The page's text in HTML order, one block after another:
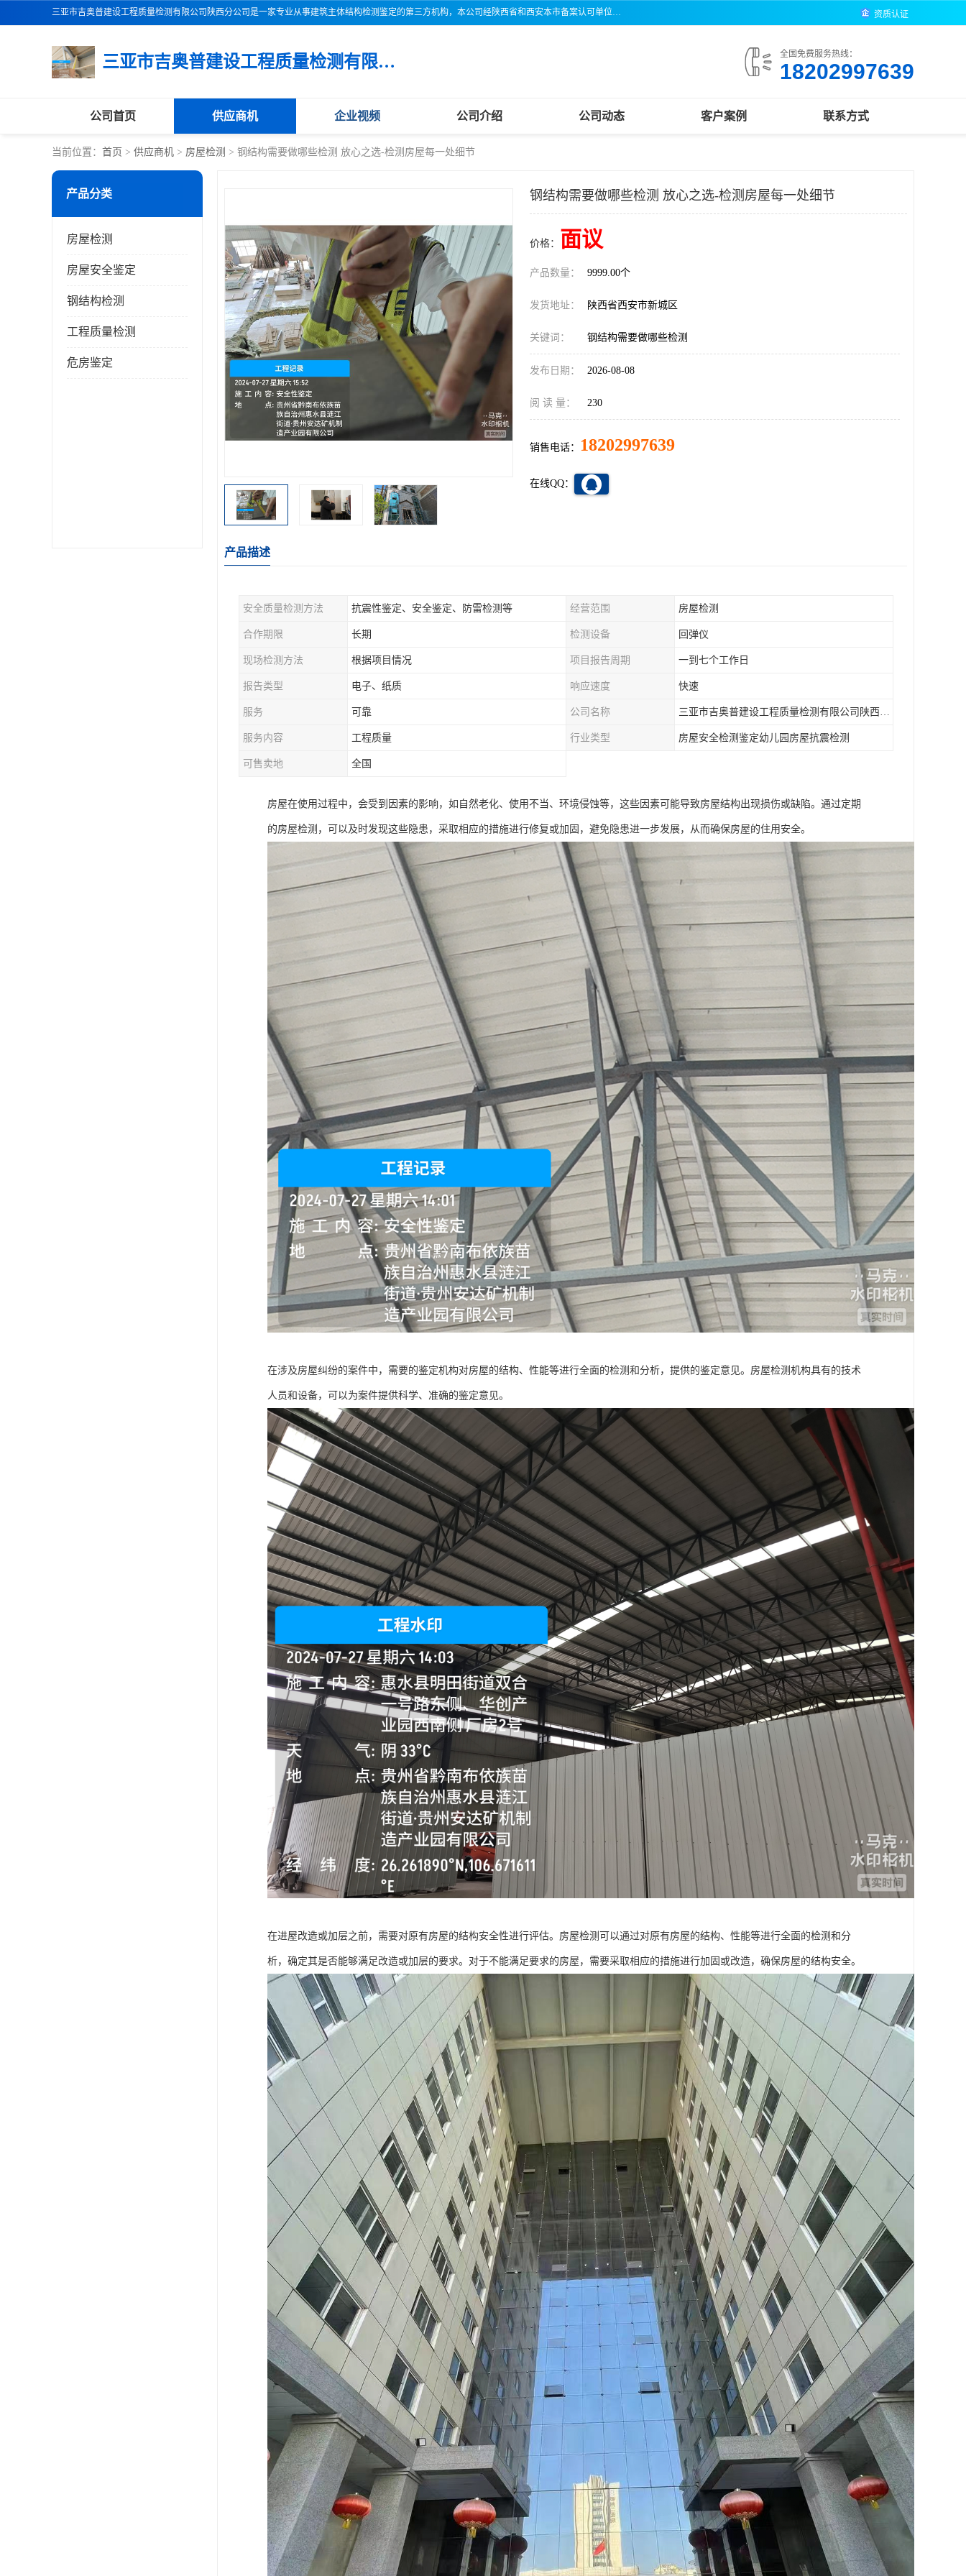
三亚市吉奥普建设工程质量检测有限公司陕西分公司是一家专业从事建筑主体结构检测鉴定的第三方机构，本公司经陕西省和西安本市备案认可单位，公司各项检测仪器设备齐全，检测人员经过严格训练，熟练掌握各项仪器设备的操作及维护工作，检测人员全部取得了资格证书，以保证质量管理体系的有效运行， 保证检测工作的公正性、科学性和准确性，更好地为社会服务。 资质认证
三亚市吉奥普建设工程质量检测有限公司陕西分公司 全国免费服务热线：
18202997639
公司首页 供应商机 企业视频 公司介绍 公司动态 客户案例 联系方式
当前位置： 首页 > 供应商机 > 房屋检测 > 钢结构需要做哪些检测 放心之选-检测房屋每一处细节
产品分类
房屋检测
房屋安全鉴定
钢结构检测
工程质量检测
危房鉴定
钢结构需要做哪些检测 放心之选-检测房屋每一处细节
价格： 面议
产品数量： 9999.00个
发货地址： 陕西省西安市新城区
关键词： 钢结构需要做哪些检测
发布日期： 2026-08-08
阅 读 量： 230
销售电话： 18202997639
在线QQ：
产品描述
安全质量检测方法 抗震性鉴定、安全鉴定、防雷检测等 经营范围 房屋检测
合作期限 长期 检测设备 回弹仪
现场检测方法 根据项目情况 项目报告周期 一到七个工作日
报告类型 电子、纸质 响应速度 快速
服务 可靠 公司名称 三亚市吉奥普建设工程质量检测有限公司陕西分公司
服务内容 工程质量 行业类型 房屋安全检测鉴定幼儿园房屋抗震检测
可售卖地 全国
房屋在使用过程中，会受到因素的影响，如自然老化、使用不当、环境侵蚀等，这些因素可能导致房屋结构出现损伤或缺陷。通过定期
的房屋检测，可以及时发现这些隐患，采取相应的措施进行修复或加固，避免隐患进一步发展，从而确保房屋的住用安全。
在涉及房屋纠纷的案件中，需要的鉴定机构对房屋的结构、性能等进行全面的检测和分析，提供的鉴定意见。房屋检测机构具有的技术
人员和设备，可以为案件提供科学、准确的鉴定意见。
在进屋改造或加层之前，需要对原有房屋的结构安全性进行评估。房屋检测可以通过对原有房屋的结构、性能等进行全面的检测和分
析，确定其是否能够满足改造或加层的要求。对于不能满足要求的房屋，需要采取相应的措施进行加固或改造，确保房屋的结构安全。